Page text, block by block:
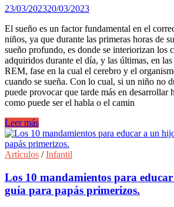
colecho.
23/03/202320/03/2023
El sueño es un factor fundamental en el
niños, ya que durante las primeras horas de
sueño profundo, es donde se interiorizan los
adquiridos durante el día, y las últimas, en
REM, fase en la cual el cerebro y el
cuando se sueña. Con lo cual, si un niño no
puede provocar que tarde más en desarrollar
como puede ser el habla o el camin
7
consejos
para
preparar
habitación
de
los
Leer más
Artículos /Infantil
Los 10 mandamientos para
guía para papás primerizos.